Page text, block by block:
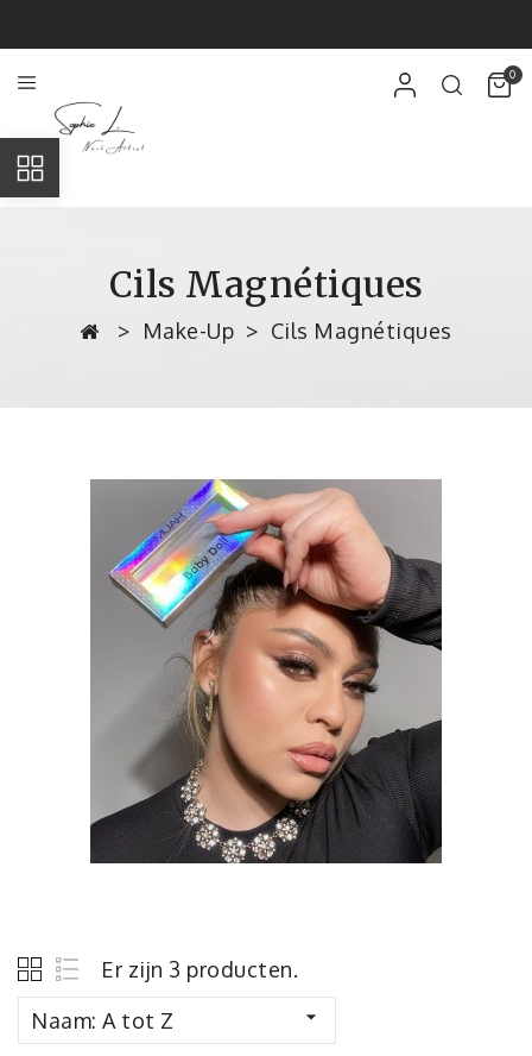
0
Cils Magnétiques
Make-Up Cils Magnétiques
Er zijn 3 producten.
Naam: A tot Z
